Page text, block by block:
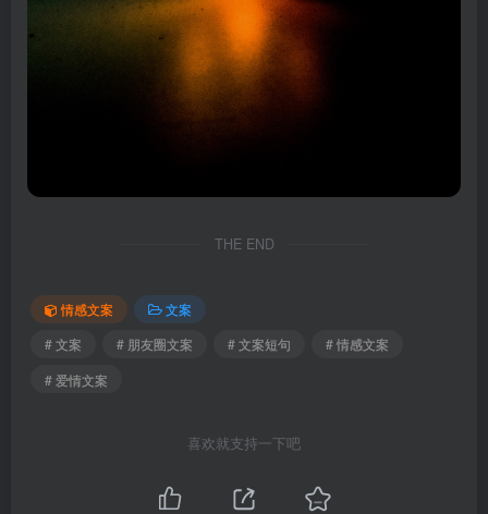
THE END
情感文案
文案
# 文案
# 朋友圈文案 # 文案短句
# 情感文案
# 爱情文案
喜欢就支持一下吧